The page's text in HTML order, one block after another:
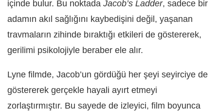
içinde bulur. Bu noktada Jacob’s Ladder, sadece bir
adamın akıl sağlığını kaybedişini değil, yaşanan
travmaların zihinde bıraktığı etkileri de göstererek,
gerilimi psikolojiyle beraber ele alır.
Lyne filmde, Jacob’un gördüğü her şeyi seyirciye de
göstererek gerçekle hayali ayırt etmeyi
zorlaştırmıştır. Bu sayede de izleyici, film boyunca